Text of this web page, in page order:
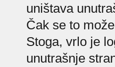
uništava
Čak se to
Stoga, vrlo je
unutrašnje